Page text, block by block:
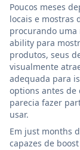
Poucos meses
locais e mostras
procurando
ability para
produtos, seus
visualmente
adequada para
options antes
parecia fazer
usar.
Em just months
capazes de